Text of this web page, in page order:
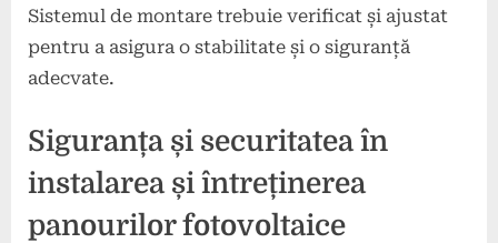
Sistemul de montare trebuie verificat și ajustat
pentru a asigura o stabilitate și o siguranță
adecvate.
Siguranța și securitatea în
instalarea și întreținerea
panourilor fotovoltaice